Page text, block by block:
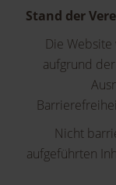
Stand der
Die
aufgrund
Nicht
aufgeführten